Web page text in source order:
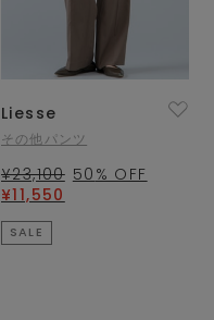
Liesse
その他パンツ
¥23,100 50 % OFF
¥11,550
SALE